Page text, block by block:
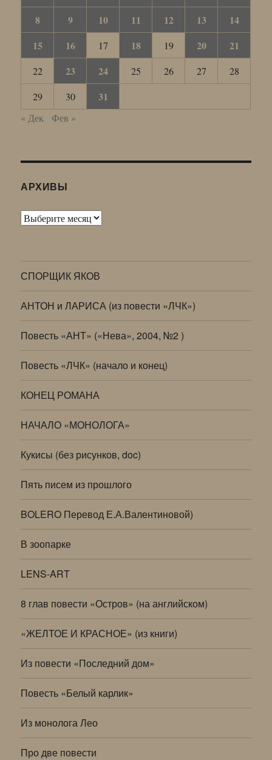
8
9 10 11 12 13
14
15
16 17 18 19 20 21
22 23 24 25 26 27
28
29
30 31
« Дек Фев »
АРХИВЫ
Архивы
СПОРЩИК ЯКОВ
АНТОН и ЛАРИСА (из повести «ЛЧК»)
Повесть «АНТ» («Нева», 2004, №2 )
Повесть «ЛЧК» (начало и конец)
КОНЕЦ РОМАНА
НАЧАЛО «МОНОЛОГА»
Кукисы (без рисунков, doc)
Пять писем из прошлого
BOLERO Перевод Е.А.Валентиновой)
В зоопарке
LENS-ART
8 глав повести «Остров» (на английском)
«ЖЕЛТОЕ И КРАСНОЕ» (из книги)
Из повести «Последний дом»
Повесть «Белый карлик»
Из монолога Лео
Про две повести